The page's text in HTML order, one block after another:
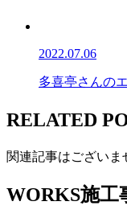
2022.07.06
多喜亭さんの
RELATED
関連記事はございま
WORKS施工